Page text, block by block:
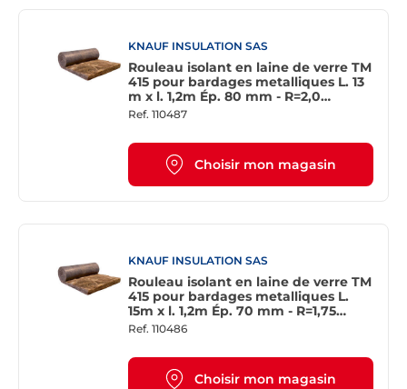
KNAUF INSULATION SAS
Rouleau isolant en laine de verre TM
415 pour bardages metalliques L. 13
m x l. 1,2m Ép. 80 mm - R=2,0
m².K/W
Ref. 110487
Choisir mon magasin
KNAUF INSULATION SAS
Rouleau isolant en laine de verre TM
415 pour bardages metalliques L.
15m x l. 1,2m Ép. 70 mm - R=1,75
m².K/W
Ref. 110486
Choisir mon magasin